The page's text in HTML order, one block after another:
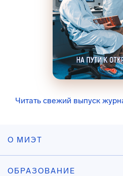
Читать свежий выпуск
О МИЭТ
ОБРАЗОВАНИЕ